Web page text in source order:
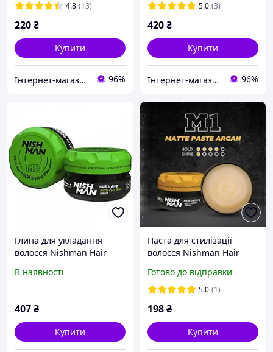
4.8 (13)
220₴
Купити
Інтернет-магазин Manclub 96%
5.0 (3)
420₴
Купити
Інтернет-магазин Manclub 96%
Глина для укладання
волосся Nishman Hair
8682035081067
В наявності
407₴
Купити
Паста для стилізації
волосся Nishman Hair
мл (Матовий ефект)
Готово до відправки
5.0 (1)
198₴
Купити